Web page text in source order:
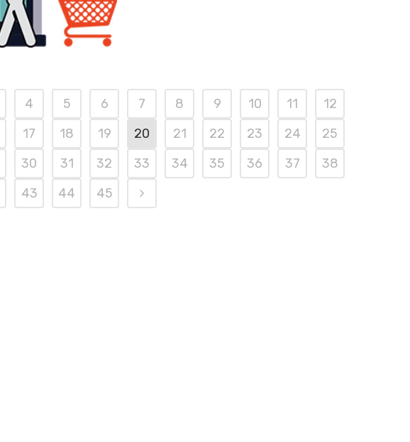
4 5 6 7 8 9 10 11
12
17 18 19 20 21 22 23 24
25
30 31 32 33 34 35 36 37
38
43 44 45